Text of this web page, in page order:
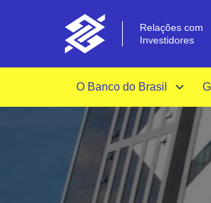
Relações com
Investidores
O Banco do Brasil